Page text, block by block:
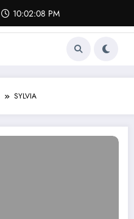
10:02:09 PM
SYLVIA